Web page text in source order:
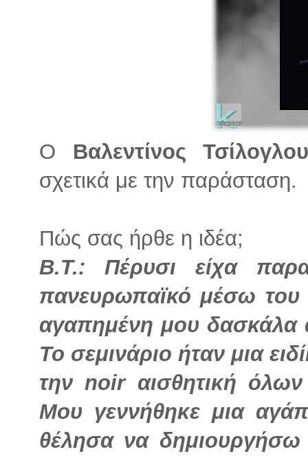
Ο Βαλεντίνος
σχετικά με την παράσταση.
Πώς σας ήρθε η ιδέα;
Β.Τ.: Πέρυσι είχα
πανευρωπαϊκό μέσω του
αγαπημένη μου δασκάλα
Το σεμινάριο ήταν μια
την noir αισθητική
Μου γεννήθηκε μια
θέλησα να